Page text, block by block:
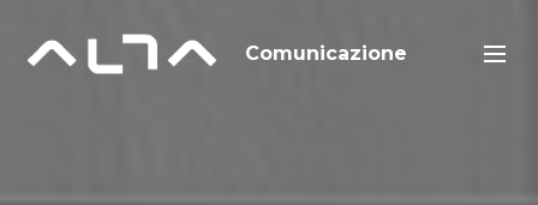
Comunicazione